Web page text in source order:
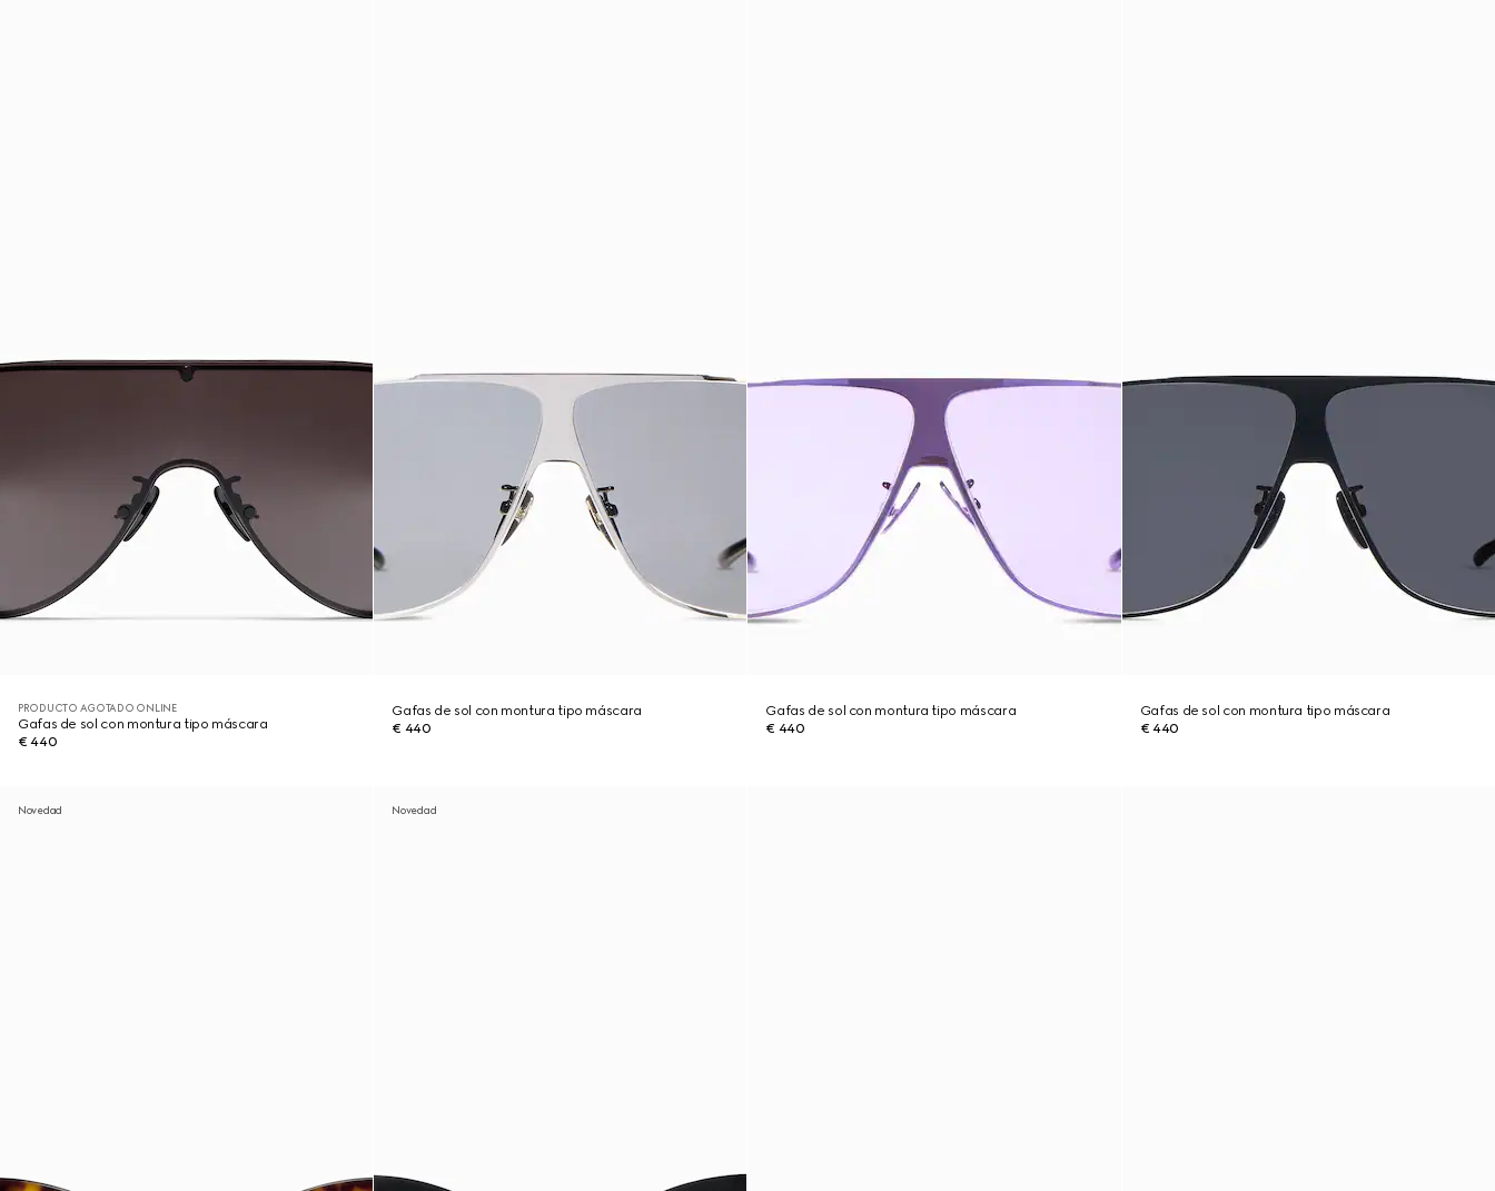
PRODUCTO AGOTADO ONLINE
Gafas de sol con montura tipo máscara
€ 440
Gafas de sol con montura tipo máscara
€ 440
Gafas de sol con montura tipo máscara
€ 440
Gafas de sol con montura tipo máscara
€ 440
Novedad Novedad